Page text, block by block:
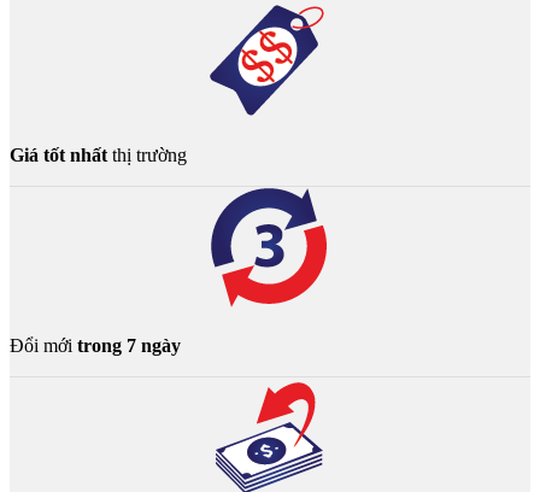
Giá tốt nhất thị trường
Đổi mới trong 7 ngày